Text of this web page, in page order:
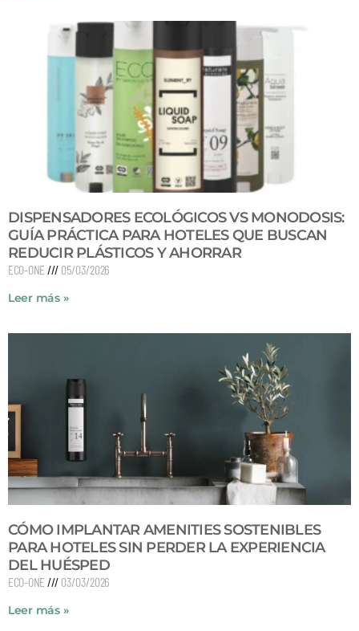
DISPENSADORES ECOLÓGICOS VS MONODOSIS:
GUÍA PRÁCTICA PARA HOTELES QUE BUSCAN
REDUCIR PLÁSTICOS Y AHORRAR
ECO-ONE 05/03/2026
Leer más »
CÓMO IMPLANTAR AMENITIES SOSTENIBLES
PARA HOTELES SIN PERDER LA EXPERIENCIA
DEL HUÉSPED
ECO-ONE 03/03/2026
Leer más »